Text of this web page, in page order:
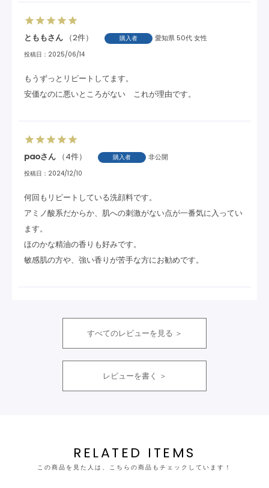
ともも 2 購入者 愛知県 50代女性
投稿日 2025/06/14
もうずっとリピートしてます。
安価なのに悪いところがない　これが理由です。
pao 4 購入者 非公開
投稿日 2024/12/10
何回もリピートしている洗顔料です。
アミノ酸系だからか、肌への刺激がない点が一番気に入ってい
ます。
ほのかな精油の香りも好みです。
敏感肌の方や、強い香りが苦手な方にお勧めです。
すべてのレビューを見る
レビューを書く
RELATED ITEMS
この商品を見た人は、こちらの商品もチェックしています！